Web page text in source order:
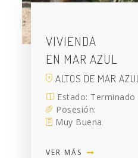
VIVIENDA
EN MAR AZUL
ALTOS DE MAR AZUL
Estado: Terminado
Posesión:
Muy Buena
VER MÁS